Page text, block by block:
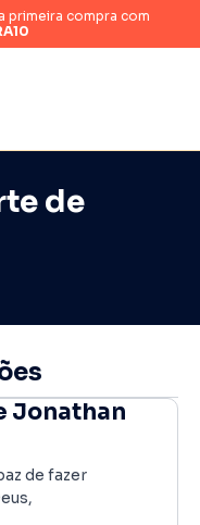
primeira compra com
de
Jonathan
de fazer